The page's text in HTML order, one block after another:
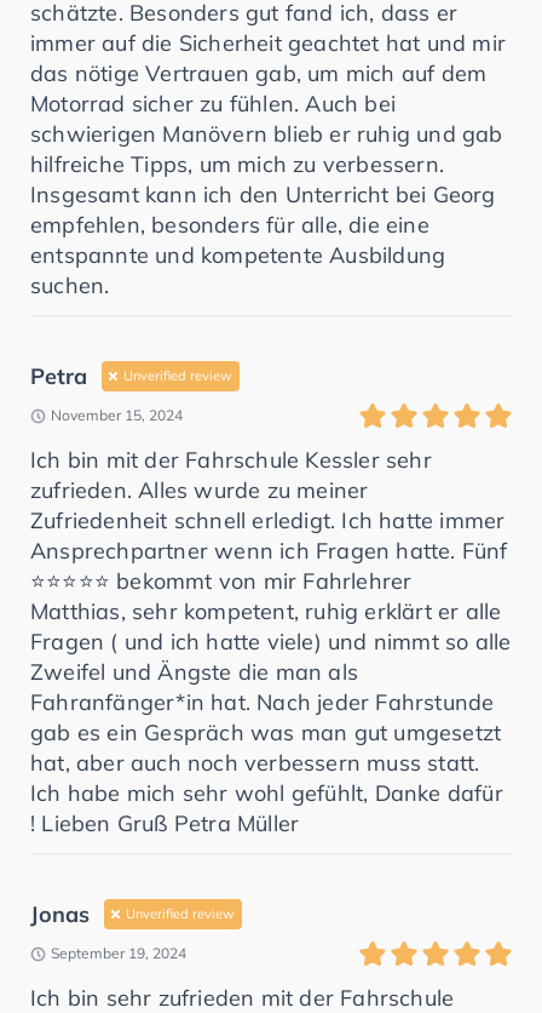
schätzte. Besonders gut fand ich, dass er
immer auf die Sicherheit geachtet hat und mir
das nötige Vertrauen gab, um mich auf dem
Motorrad sicher zu fühlen. Auch bei
schwierigen Manövern blieb er ruhig und gab
hilfreiche Tipps, um mich zu verbessern.
Insgesamt kann ich den Unterricht bei Georg
empfehlen, besonders für alle, die eine
entspannte und kompetente Ausbildung
suchen.
Petra Unverified review
November 15, 2024
Ich bin mit der Fahrschule Kessler sehr
zufrieden. Alles wurde zu meiner
Zufriedenheit schnell erledigt. Ich hatte immer
Ansprechpartner wenn ich Fragen hatte. Fünf
⭐️⭐️⭐️⭐️⭐️ bekommt von mir Fahrlehrer
Matthias, sehr kompetent, ruhig erklärt er alle
Fragen ( und ich hatte viele) und nimmt so alle
Zweifel und Ängste die man als
Fahranfänger*in hat. Nach jeder Fahrstunde
gab es ein Gespräch was man gut umgesetzt
hat, aber auch noch verbessern muss statt.
Ich habe mich sehr wohl gefühlt, Danke dafür
! Lieben Gruß Petra Müller
Jonas Unverified review
September 19, 2024
Ich bin sehr zufrieden mit der Fahrschule